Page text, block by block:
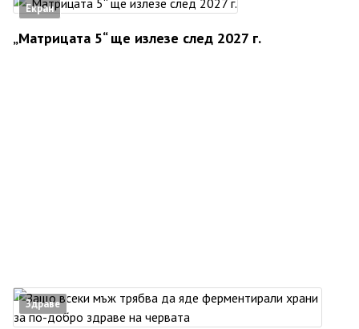
Екран
„Матрицата 5“ ще излезе след 2027 г.
Здраве